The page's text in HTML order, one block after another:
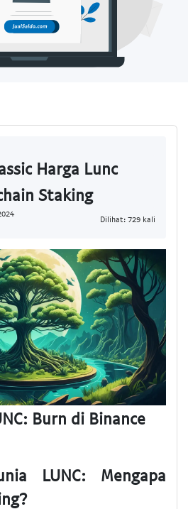
Harga Lunc
Staking
Dilihat: 729 kali
Burn di Binance
LUNC: Mengapa